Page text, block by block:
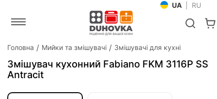
UA RU
Головна Мийки та змішувачі Змішувачі для кухні
Змішувач кухонний Fabiano FKM 3116P SS
Antracit